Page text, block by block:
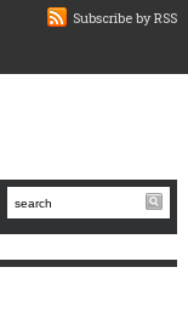
Subscribe by RSS